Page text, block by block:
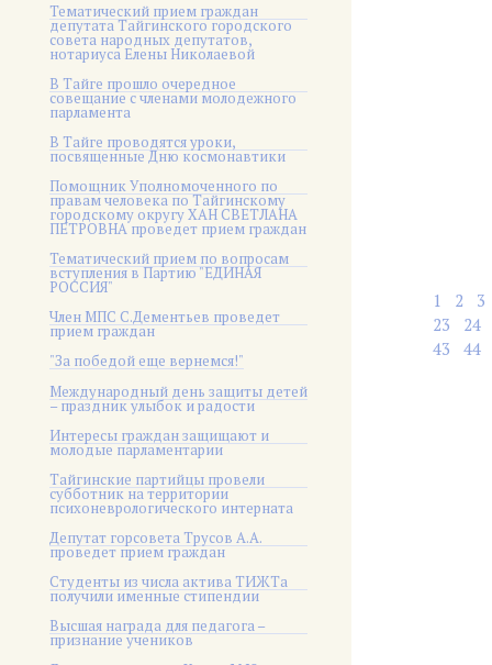
Тематический прием граждан
депутата Тайгинского городского
совета народных депутатов,
нотариуса Елены Николаевой
В Тайге прошло очередное
совещание с членами молодежного
парламента
В Тайге проводятся уроки,
посвященные Дню космонавтики
Помощник Уполномоченного по
правам человека по Тайгинскому
городскому округу ХАН СВЕТЛАНА
ПЕТРОВНА проведет прием граждан
Тематический прием по вопросам
вступления в Партию "ЕДИНАЯ
РОССИЯ"
Член МПС С.Дементьев проведет
прием граждан
"За победой еще вернемся!"
Международный день защиты детей
– праздник улыбок и радости
Интересы граждан защищают и
молодые парламентарии
Тайгинские партийцы провели
субботник на территории
психоневрологического интерната
Депутат горсовета Трусов А.А.
проведет прием граждан
Студенты из числа актива ТИЖТа
получили именные стипендии
Высшая награда для педагога –
признание учеников
1 2
3
23
24
43
44